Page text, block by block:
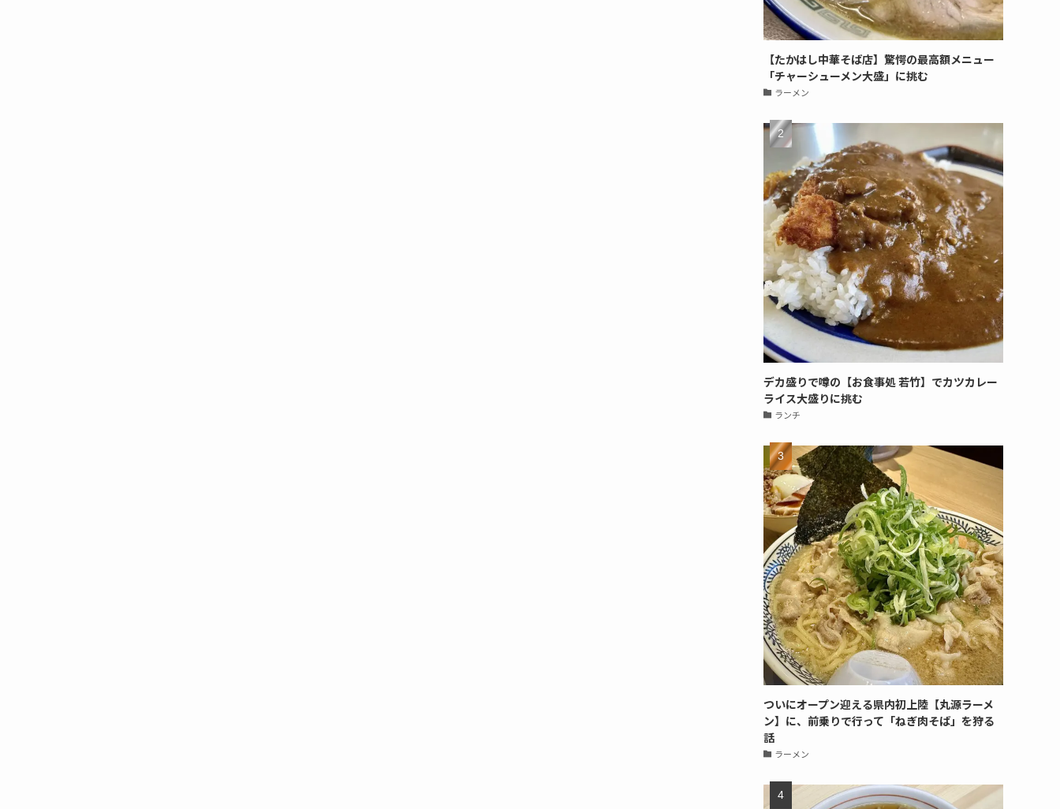
【たかはし中華そば店】驚愕の最高額メニュー
「チャーシューメン大盛」に挑む
ラーメン
デカ盛りで噂の【お食事処 若竹】でカツカレー
ライス大盛りに挑む
ランチ
ついにオープン迎える県内初上陸【丸源ラーメ
ン】に、前乗りで行って「ねぎ肉そば」を狩る
話
ラーメン